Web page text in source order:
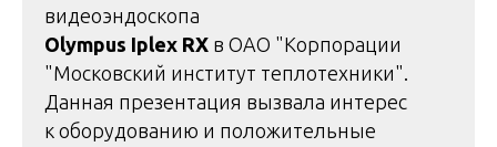
видеоэндоскопа
Olympus Iplex RX в ОАО "Корпорации
"Московский институт теплотехники".
Данная презентация вызвала интерес
к оборудованию и положительные